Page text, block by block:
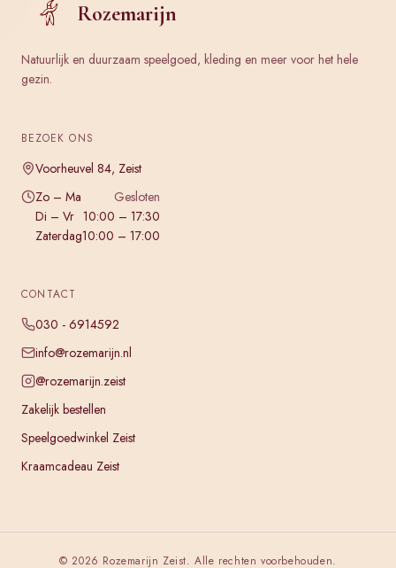
Rozemarijn
Natuurlijk en duurzaam speelgoed, kleding en meer voor het hele
gezin.
BEZOEK ONS
Voorheuvel 84, Zeist
Zo – Ma
Gesloten
Di – Vr 10:00 – 17:30
Zaterdag10:00 – 17:00
CONTACT
030 - 6914592
info@rozemarijn.nl
@rozemarijn.zeist
Zakelijk bestellen
Speelgoedwinkel Zeist
Kraamcadeau Zeist
© 2026 Rozemarijn Zeist. Alle rechten voorbehouden.